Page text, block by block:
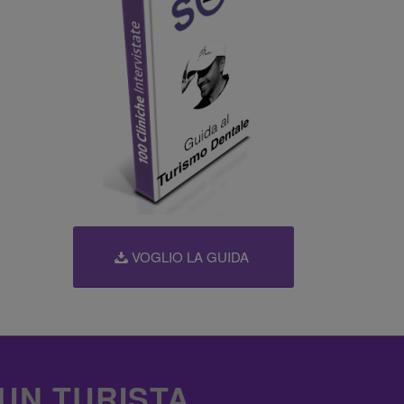
VOGLIO LA GUIDA